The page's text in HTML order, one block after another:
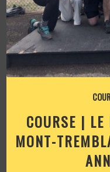
COURSE |
MONT-